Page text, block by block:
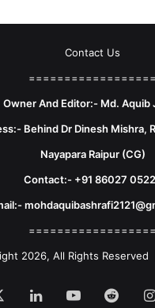
Contact Us
==================
Owner And Editor:- Md. Aquib
Behind Dr Dinesh Mishra,
Nayapara Raipur (CG)
Contact:- +91 86027
==================
2026, All Rights Reserved
LinkedInYouTube